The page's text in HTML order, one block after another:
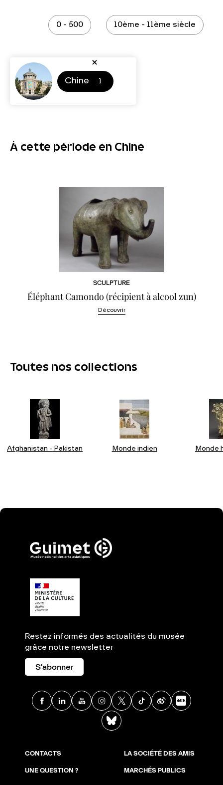
0 - 500 10ème - 11ème siècle
Chine
À cette période en Chine
SCULPTURE
Éléphant Camondo (récipient à alcool zun)
Découvrir
Toutes nos collections
Afghanistan - Pakistan Monde indien Monde
Restez informés des actualités du musée
grâce notre newsletter
S'abonner
Facebook
LinkedinYoutubeInstagram
X TikTokWeibo
CONTACTS
UNE QUESTION ?
LA SOCIÉTÉ DES AMIS
MARCHÉS PUBLICS